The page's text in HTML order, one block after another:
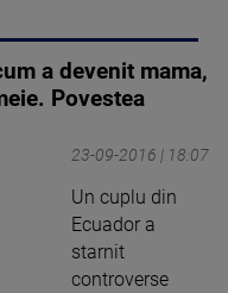
a devenit mama,
Povestea
23-09-2016 | 18:07
Un cuplu din
Ecuador a
starnit
controverse